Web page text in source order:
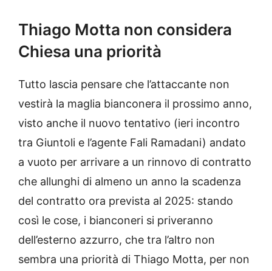
Thiago Motta non considera
Chiesa una priorità
Tutto lascia pensare che l’attaccante non
vestirà la maglia bianconera il prossimo anno,
visto anche il nuovo tentativo (ieri incontro
tra Giuntoli e l’agente Fali Ramadani) andato
a vuoto per arrivare a un rinnovo di contratto
che allunghi di almeno un anno la scadenza
del contratto ora prevista al 2025: stando
così le cose, i bianconeri si priveranno
dell’esterno azzurro, che tra l’altro non
sembra una priorità di Thiago Motta, per non